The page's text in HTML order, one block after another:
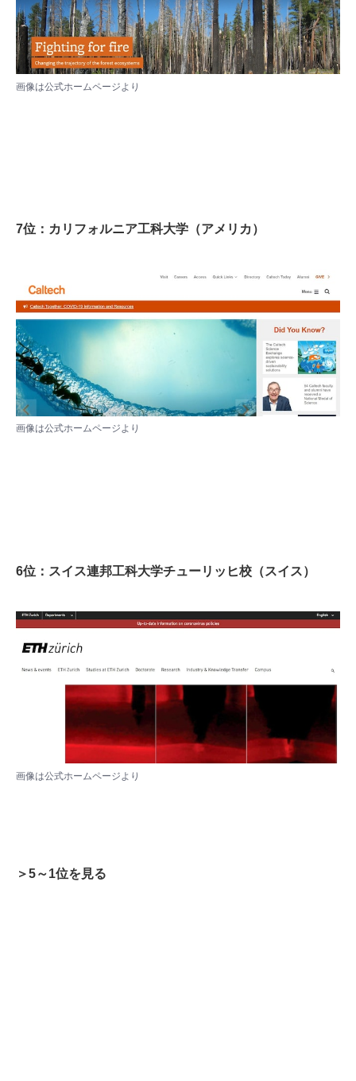
画像は公式ホームページ より
7位：カリフォルニア工科大学（アメリカ）
画像は公式ホームページより
6位：スイス連邦工科大学チューリッヒ校（スイス）
画像は公式ホームページ より
＞5～1位を見る